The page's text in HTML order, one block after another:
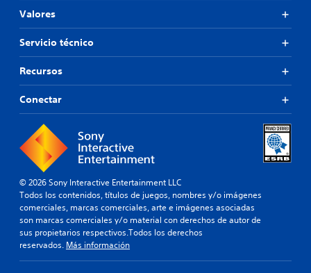
Valores
Servicio técnico
Recursos
Conectar
© 2026 Sony Interactive Entertainment LLC
Todos los contenidos, títulos de juegos, nombres y/o imágenes
comerciales, marcas comerciales, arte e imágenes asociadas
son marcas comerciales y/o material con derechos de autor de
sus propietarios respectivos.Todos los derechos
reservados. Más información